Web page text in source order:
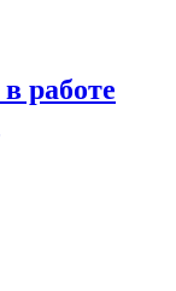
работе